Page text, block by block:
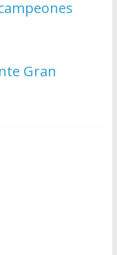
Gran